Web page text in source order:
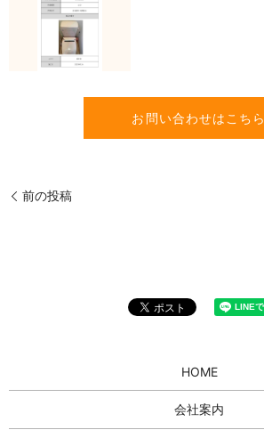
お問い合わせはこちら
前の投稿
HOME
会社案内